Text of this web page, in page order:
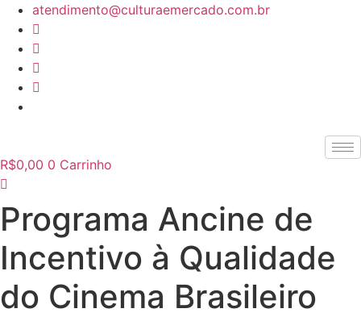
para
conteúdo
atendimento@culturaemercado.com.br
R$0,00 0 Carrinho
Programa Ancine de
Incentivo à Qualidade
do Cinema Brasileiro